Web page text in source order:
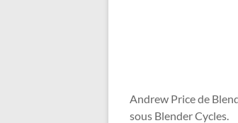
Andrew Price de
sous Blender Cycles.